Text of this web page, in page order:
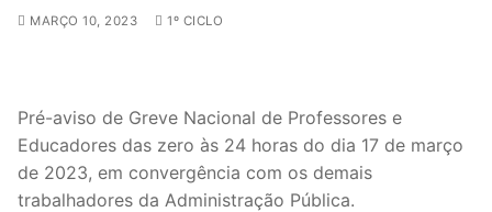
sindicalização
Notícias
MARÇO 10, 2023 1º CICLO
Pré-aviso de Greve Nacional de Professores e
Educadores das zero às 24 horas do dia 17 de março
de 2023, em convergência com os demais
trabalhadores da Administração Pública.